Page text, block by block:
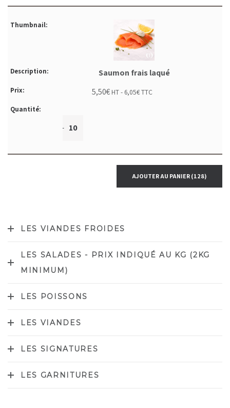
Saumon frais laqué
5,50€ HT - 6,05€TTC
+
AJOUTER AU PANIER (128)
LES VIANDES FROIDES
LES SALADES - PRIX INDIQUÉ AU KG (2KG
MINIMUM)
LES POISSONS
LES VIANDES
LES SIGNATURES
LES GARNITURES